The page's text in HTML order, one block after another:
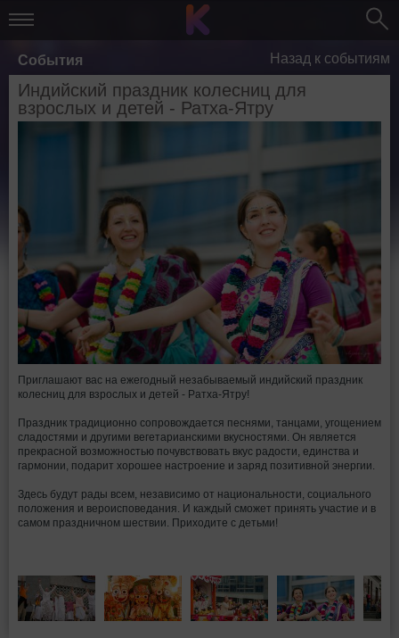
События Назад к событиям
Индийский праздник колесниц для
взрослых и детей - Ратха-Ятру
Приглашают вас на ежегодный незабываемый индийский праздник
колесниц для взрослых и детей - Ратха-Ятру!
Праздник традиционно сопровождается песнями, танцами, угощением
сладостями и другими вегетарианскими вкусностями. Он является
прекрасной возможностью почувствовать вкус радости, единства и
гармонии, подарит хорошее настроение и заряд позитивной энергии.
Здесь будут рады всем, независимо от национальности, социального
положения и вероисповедания. И каждый сможет принять участие и в
самом праздничном шествии. Приходите с детьми!